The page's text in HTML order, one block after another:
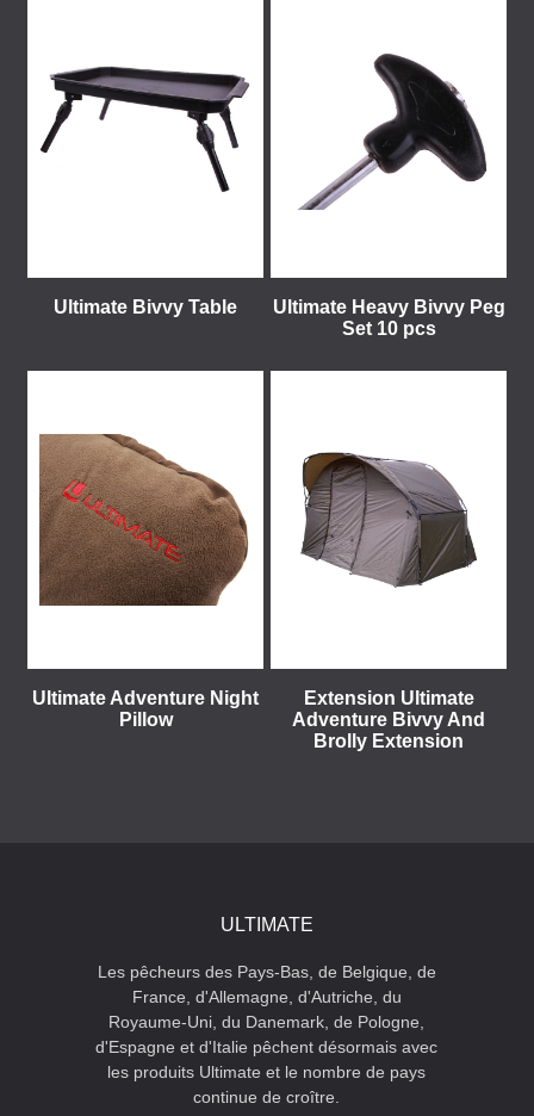
Ultimate Bivvy Table
Ultimate Heavy Bivvy Peg
Set 10 pcs
Ultimate Adventure Night
Pillow
Extension Ultimate
Adventure Bivvy And
Brolly Extension
ULTIMATE
Les pêcheurs des Pays-Bas, de Belgique, de
France, d'Allemagne, d'Autriche, du
Royaume-Uni, du Danemark, de Pologne,
d'Espagne et d'Italie pêchent désormais avec
les produits Ultimate et le nombre de pays
continue de croître.